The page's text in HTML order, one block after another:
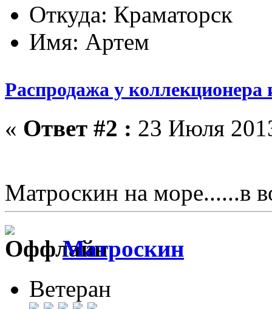
Откуда: Краматорск
Имя: Артем
Распродажа у коллекционера
« Ответ #2 : 23 Июля
Матроскин на море......в
Матроскин
Ветеран